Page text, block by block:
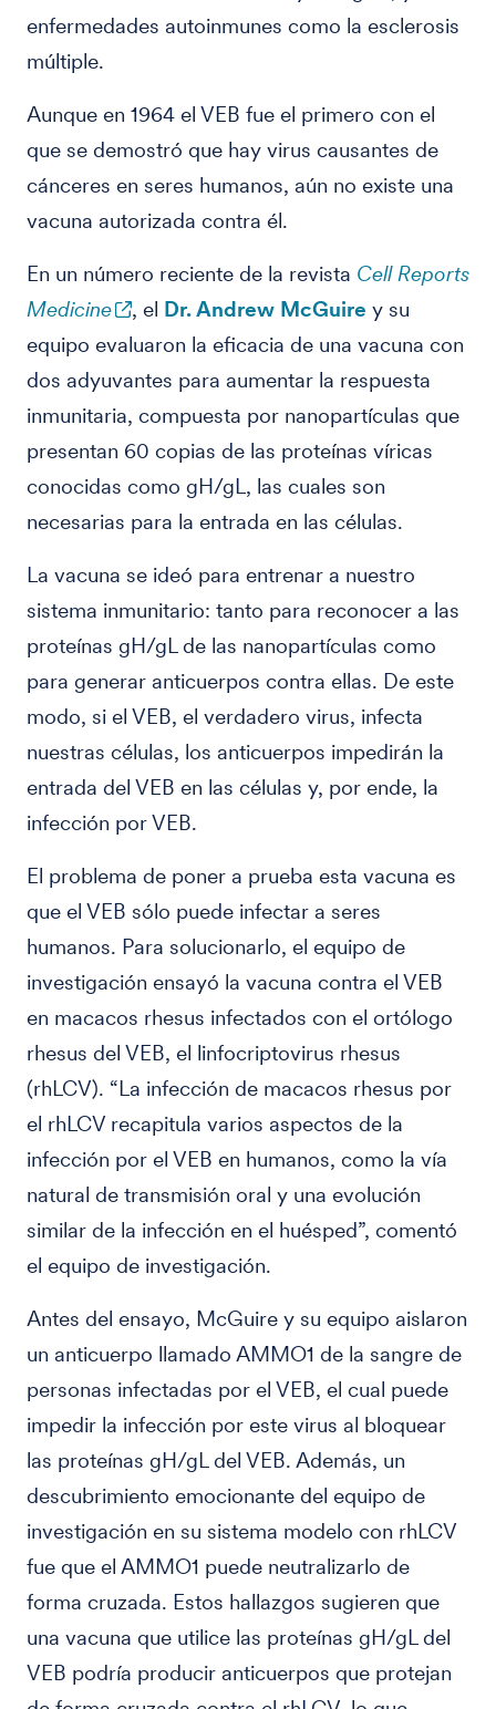
enfermedades autoinmunes como la esclerosis
múltiple.
Aunque en 1964 el VEB fue el primero con el
que se demostró que hay virus causantes de
cánceres en seres humanos, aún no existe una
vacuna autorizada contra él.
En un número reciente de la revista Cell Reports
Medicine
, el Dr. Andrew McGuire y su
equipo evaluaron la eficacia de una vacuna con
dos adyuvantes para aumentar la respuesta
inmunitaria, compuesta por nanopartículas que
presentan 60 copias de las proteínas víricas
conocidas como gH/gL, las cuales son
necesarias para la entrada en las células.
La vacuna se ideó para entrenar a nuestro
sistema inmunitario: tanto para reconocer a las
proteínas gH/gL de las nanopartículas como
para generar anticuerpos contra ellas. De este
modo, si el VEB, el verdadero virus, infecta
nuestras células, los anticuerpos impedirán la
entrada del VEB en las células y, por ende, la
infección por VEB.
El problema de poner a prueba esta vacuna es
que el VEB sólo puede infectar a seres
humanos. Para solucionarlo, el equipo de
investigación ensayó la vacuna contra el VEB
en macacos rhesus infectados con el ortólogo
rhesus del VEB, el linfocriptovirus rhesus
(rhLCV). “La infección de macacos rhesus por
el rhLCV recapitula varios aspectos de la
infección por el VEB en humanos, como la vía
natural de transmisión oral y una evolución
similar de la infección en el huésped”, comentó
el equipo de investigación.
Antes del ensayo, McGuire y su equipo aislaron
un anticuerpo llamado AMMO1 de la sangre de
personas infectadas por el VEB, el cual puede
impedir la infección por este virus al bloquear
las proteínas gH/gL del VEB. Además, un
descubrimiento emocionante del equipo de
investigación en su sistema modelo con rhLCV
fue que el AMMO1 puede neutralizarlo de
forma cruzada. Estos hallazgos sugieren que
una vacuna que utilice las proteínas gH/gL del
VEB podría producir anticuerpos que protejan